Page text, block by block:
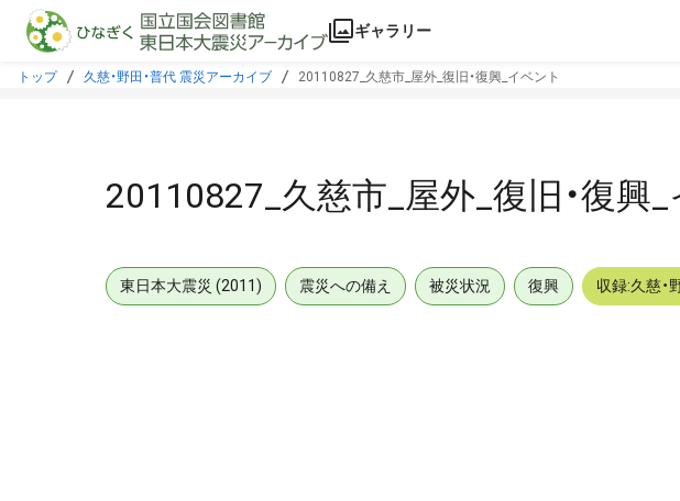
本文に飛ぶ
ギャラリー
トップ 久慈・野田・普代 震災アーカイブ 20110827_久慈市_屋外_復旧・復興_イベント
20110827_久慈市_屋外_復旧・復興
東日本大震災 (2011) 震災への備え 被災状況 復興 収録:久慈・